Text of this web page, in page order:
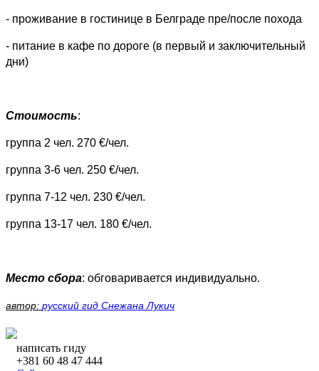
- проживание в гостинице в Белграде пре/после похода
- питание в кафе по дороге (в первый и заключительный
дни)
Стоимость:
группа 2 чел. 270 €/чел.
группа 3-6 чел. 250 €/чел.
группа 7-12 чел. 230 €/чел.
группа 13-17 чел. 180 €/чел.
Место сбора: обговаривается индивидуально.
автор: русский гид Снежана Лукич
написать гиду
+381 60 48 47 444